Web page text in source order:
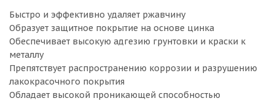
Быстро и эффективно удаляет ржавчину
Образует защитное покрытие на основе цинка
Обеспечивает высокую адгезию грунтовки и краски к
металлу
Препятствует распространению коррозии и разрушению
лакокрасочного покрытия
Обладает высокой проникающей способностью